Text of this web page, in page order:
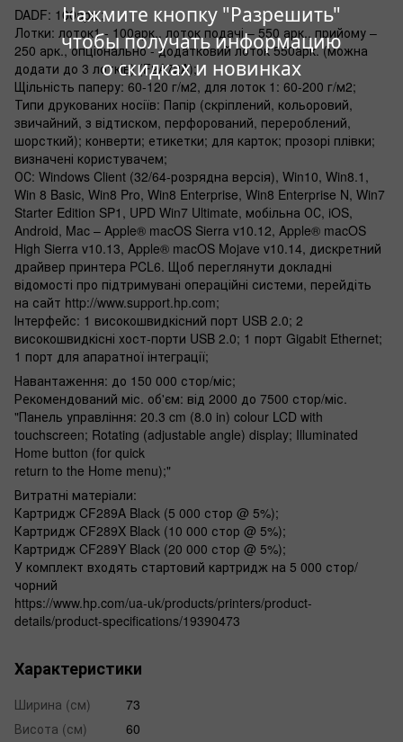
Нажмите кнопку "Разрешить"
чтобы получать информацию
о скидках и новинках
DADF: 100арк.;
Лотки: лоток1 - 100арк., лоток подачі – 550 арк., прийому –
250 арк., опціонально - додатковий лоток 550арк. (можна
додати до 3 лотків) (F2A72A);
Щільність паперу: 60-120 г/м2, для лоток 1: 60-200 г/м2;
Типи друкованих носіїв: Папір (скріплений, кольоровий,
звичайний, з відтиском, перфорований, перероблений,
шорсткий); конверти; етикетки; для карток; прозорі плівки;
визначені користувачем;
ОС: Windows Client (32/64-розрядна версія), Win10, Win8.1,
Win 8 Basic, Win8 Pro, Win8 Enterprise, Win8 Enterprise N, Win7
Starter Edition SP1, UPD Win7 Ultimate, мобільна ОС, iOS,
Android, Mac – Apple® macOS Sierra v10.12, Apple® macOS
High Sierra v10.13, Apple® macOS Mojave v10.14, дискретний
драйвер принтера PCL6. Щоб переглянути докладні
відомості про підтримувані операційні системи, перейдіть
на сайт http://www.support.hp.com;
Інтерфейс: 1 високошвидкісний порт USB 2.0; 2
високошвидкісні хост-порти USB 2.0; 1 порт Gigabit Ethernet;
1 порт для апаратної інтеграції;
Навантаження: до 150 000 стор/міс;
Рекомендований міс. об'єм: від 2000 до 7500 стор/міс.
"Панель управління: 20.3 cm (8.0 in) colour LCD with
touchscreen; Rotating (adjustable angle) display; Illuminated
Home button (for quick
return to the Home menu);"
Витратні матеріали:
Картридж CF289A Black (5 000 стор @ 5%);
Картридж CF289X Black (10 000 стор @ 5%);
Картридж CF289Y Black (20 000 стор @ 5%);
У комплект входять стартовий картридж на 5 000 стор/
чорний
https://www.hp.com/ua-uk/products/printers/product-
details/product-specifications/19390473
Характеристики
Ширина (см)
73
Висота (см)
60